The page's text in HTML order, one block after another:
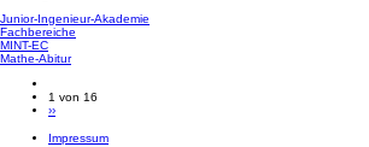
Junior-Ingenieur-Akademie
Fachbereiche
MINT-EC
Mathe-Abitur
1 von 16
››
Impressum